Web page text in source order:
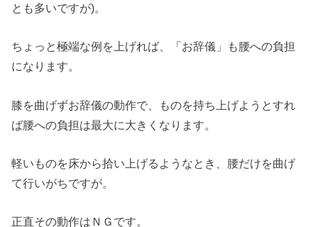
とも多いですが)。
ちょっと極端な例を上げれば、「お辞儀」も腰への負担
になります。
膝を曲げずお辞儀の動作で、ものを持ち上げようとすれ
ば腰への負担は最大に大きくなります。
軽いものを床から拾い上げるようなとき、腰だけを曲げ
て行いがちですが。
正直その動作はＮＧです。